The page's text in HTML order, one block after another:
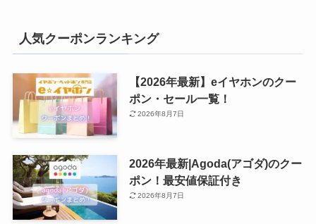
人気クーポンランキング
【2026年最新】eイヤホンのクー
ポン・セール一覧！
2026年8月7日
2026年最新|Agoda(アゴダ)のクー
ポン！最安値保証付き
2026年8月7日